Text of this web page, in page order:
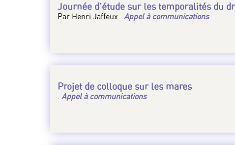
Journée d’étude sur les temporalités du
Par Henri Jaffeux . Appel à communications
Projet de colloque sur les mares
. Appel à communications